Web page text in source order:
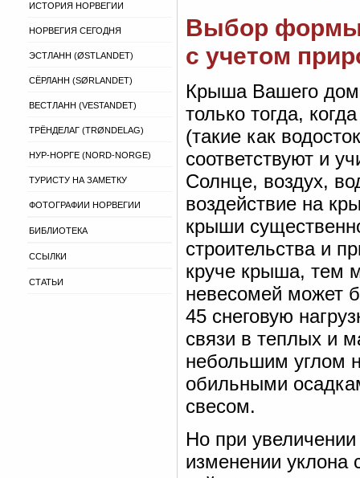
ИСТОРИЯ НОРВЕГИИ
НОРВЕГИЯ СЕГОДНЯ
ЭСТЛАНН (ØSTLANDET)
СЁРЛАНН (SØRLANDET)
ВЕСТЛАНН (VESTANDET)
ТРЁНДЕЛАГ (TRØNDELAG)
НУР-НОРГЕ (NORD-NORGE)
ТУРИСТУ НА ЗАМЕТКУ
ФОТОГРАФИИ НОРВЕГИИ
БИБЛИОТЕКА
ССЫЛКИ
СТАТЬИ
Выбор формы
с учетом
Крыша Вашего
только тогда,
(такие как
соответствуют и
Солнце, воздух,
воздействие на
крыши
строительства и
круче крыша, тем
невесомей может
45 снеговую
связи в теплых и
небольшим углом
обильными
свесом.
Но при
изменении уклона